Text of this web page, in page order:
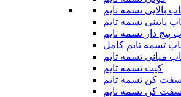
بالایی تسمه تایم
پایینی تسمه تایم
پیج دار تسمه تایم
تسمه تایم کامل
میانی تسمه تایم
کیت تسمه تایم
کن تسمه تایم
سفت کن تسمه تایم